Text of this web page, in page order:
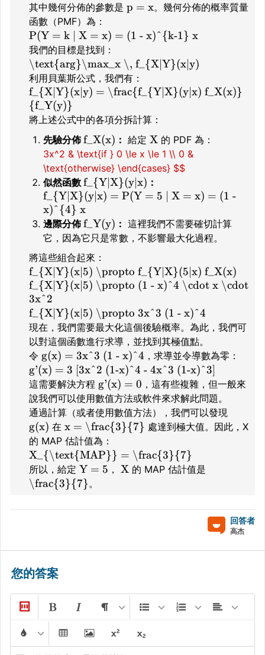
其中幾何分佈的參數是 p = x。幾何分佈的概率質量
函數（PMF）為：
P(Y = k | X = x) = (1 - x)^{k-1} x
我們的目標是找到：
\text{arg}\max_x \, f_{X|Y}(x|y)
利用貝葉斯公式，我們有：
f_{X|Y}(x|y) = \frac{f_{Y|X}(y|x) f_X(x)}
{f_Y(y)}
將上述公式中的各項分拆計算：
先驗分佈f_X(x) ： 給定 X 的 PDF 為：
3x^2 & \text{if } 0 \le x \le 1 \\ 0 &
\text{otherwise} \end{cases} $$
似然函數 f_{Y|X}(y|x) ：
f_{Y|X}(y|x) = P(Y = 5 | X = x) = (1 -
x)^{4} x
邊際分佈f_Y(y) ： 這裡我們不需要確切計算
它，因為它只是常數，不影響最大化過程。
將這些組合起來：
f_{X|Y}(x|5) \propto f_{Y|X}(5|x) f_X(x)
f_{X|Y}(x|5) \propto (1 - x)^4 \cdot x \cdot
3x^2
f_{X|Y}(x|5) \propto 3x^3 (1 - x)^4
現在，我們需要最大化這個後驗概率。為此，我們可
以對這個函數進行求導，並找到其極值點。
令 g(x) = 3x^3 (1 - x)^4 ，求導並令導數為零：
g'(x) = 3 [3x^2 (1-x)^4 - 4x^3 (1-x)^3]
這需要解決方程 g'(x) = 0 ，這有些複雜，但一般來
說我們可以使用數值方法或軟件來求解此問題。
通過計算（或者使用數值方法），我們可以發現
g(x) 在 x = \frac{3}{7} 處達到極大值。因此，X
的 MAP 估計值為：
X_{\text{MAP}} = \frac{3}{7}
所以，給定 Y = 5 ， X 的 MAP 估計值是
\frac{3}{7}。
回答者
高杰
您的答案